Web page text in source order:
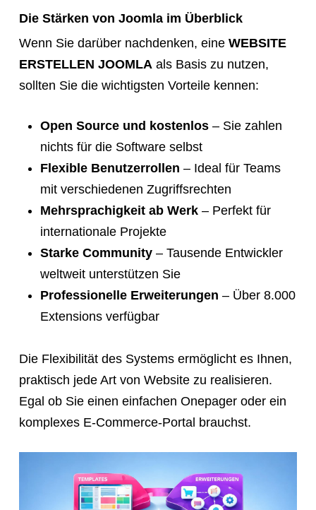
Die Stärken von Joomla im Überblick
Wenn Sie darüber nachdenken, eine WEBSITE
ERSTELLEN JOOMLAals Basis zu nutzen,
sollten Sie die wichtigsten Vorteile kennen:
Open Source und kostenlos– Sie zahlen
nichts für die Software selbst
Flexible Benutzerrollen – Ideal für Teams
mit verschiedenen Zugriffsrechten
Mehrsprachigkeit ab Werk– Perfekt für
internationale Projekte
Starke Community– Tausende Entwickler
weltweit unterstützen Sie
Professionelle Erweiterungen – Über 8.000
Extensions verfügbar
Die Flexibilität des Systems ermöglicht es Ihnen,
praktisch jede Art von Website zu realisieren.
Egal ob Sie einen einfachen Onepager oder ein
komplexes E-Commerce-Portal brauchst.
provide
them
directly
with
exact
booking
immediately:
https://calendly.com/rocketwebsite/30min